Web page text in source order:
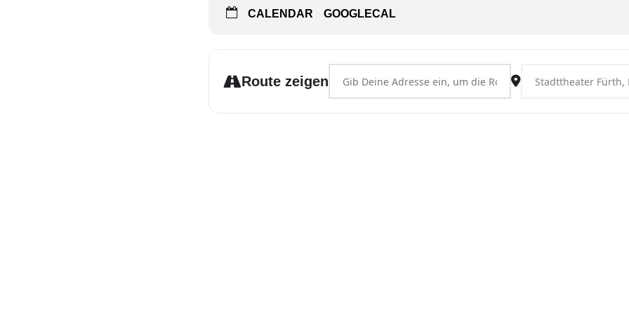
CALENDAR GOOGLECAL
Route zeigen
Destination Address